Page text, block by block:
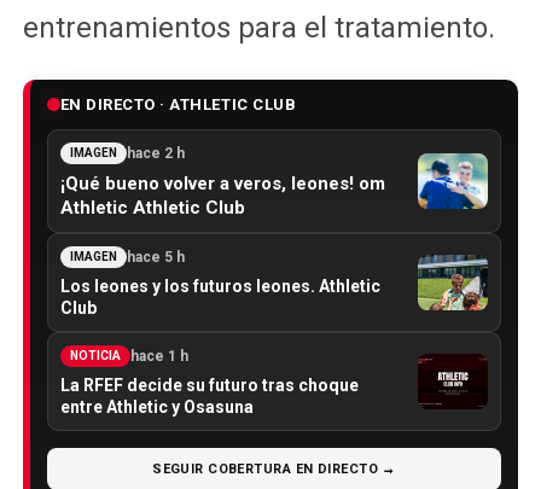
entrenamientos para el tratamiento.
EN DIRECTO · ATHLETIC CLUB
IMAGEN hace 2 h
¡Qué bueno volver a veros, leones! om
Athletic Athletic Club
IMAGEN hace 5 h
Los leones y los futuros leones. Athletic
Club
NOTICIA hace 1 h
La RFEF decide su futuro tras choque
entre Athletic y Osasuna
SEGUIR COBERTURA EN DIRECTO →